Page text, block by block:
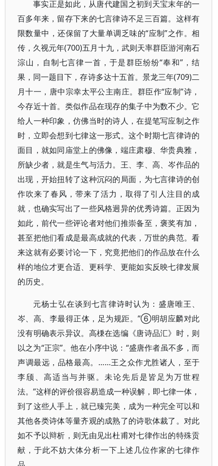
事实正是如此，从唐代建国之初到天宝末年的一
百多年来，留存下来的七言律诗不足三百篇。这样有
限数量中，还保留了大量单调乏味的“应制”之作。相
传，久视元年(700)五月十九，武则天率群臣游河南石
淙山，自制七言律一首，于是群臣纷纷“奉和”，结
果，同一题目下，存诗多达十五首。景龙三年(709)二
月十一，唐中宗幸太平公主南庄。群臣作“应制”诗，
今存近十首。类似作品在现存的集子中为数不少。它
给人一种印象，仿佛当时的诗人，在提笔写应制之作
时，立即会想到七律这一形式。这个时期七言律诗的
面目，就如同庙堂上的佛像，端庄肃穆、华贵典雅，
所缺少者，就是生气与活力。王、李、高、岑作品的
出现，开始扭转了这种沉闷的局面，为七言律诗的创
作吹来了春风，带来了活力，取得了引人注目的成
就，也确实写出了一些风格迥异的优秀诗篇。正因为
如此，前代一些评论者对他们推崇备至，褒奖有加，
甚至把他们看成是最高成就的代表，万世的典范。看
来这就有必要讨论一下，究竟把他们的作品放在什么
样的地位才更合适、更科学、更能如实反映七律发展
的历史。
元杨士弘在谈到七言律诗时认为：盛唐唯王、
岑、高、李最得正体，足为规距。”⑥明胡应麟对此
没有明确表示异议。高棅在选编《唐诗品汇》时，则
以之为“正宗”。他在小序中说：“盛唐作者虽不多，而
声调最远，品格最高。……王之众作尤胜诸人，至于
李颀、高适当与并驱。未论先后是皆足为万世程
法。”这样的评价很容易造成一种误解，即七律一体，
到了这些人手上，就已臻完美，成为一种完全可以和
其他各类诗体等量齐观的成熟了的诗歌体裁了。对此
如不予以辩析，则无由见出杜甫对七律作出的特殊贡
献，于此不妨大体分析一下上述几位作家的七律作